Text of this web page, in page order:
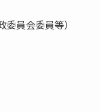
員会委員等）